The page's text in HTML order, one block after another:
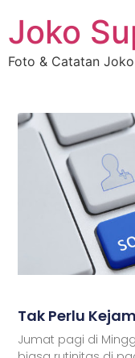
Joko
Foto & Catatan
Tak Perlu
Jumat pagi di